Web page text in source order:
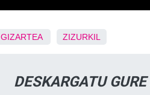
GIZARTEA ZIZURKIL
DESKARGATU